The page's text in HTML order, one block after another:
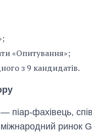
«Опитування»;
з 9 кандидатів.
фахівець,
міжнародний ринок